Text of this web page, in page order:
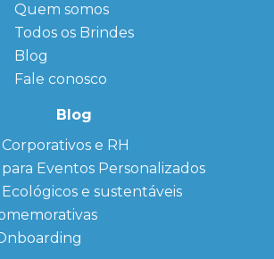
Quem somos
FAQ
Sitemap
Todos os Brindes
Agendas
Personalizadas
Personalizado
personalizados
Brindes
Corporativos
Copos Térmicos
Personalizados
Datas Especiais
Ecobag
Personalizada
Blog
Fale conosco
Blog
e RH
Eventos Personalizados
e sustentáveis